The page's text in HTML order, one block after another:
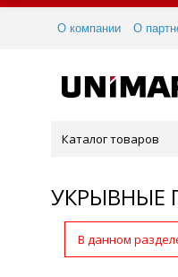
О компании О
Каталог товаров
УКРЫВНЫЕ
В данном